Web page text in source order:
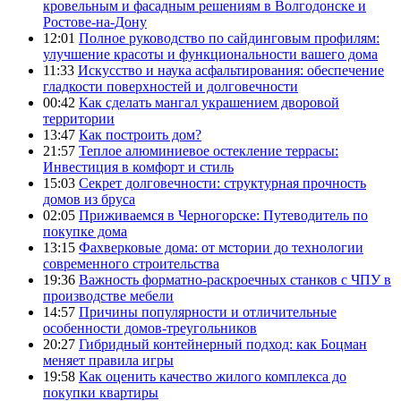
кровельным и фасадным решениям в Волгодонске и
Ростове-на-Дону
12:01 Полное руководство по сайдинговым профилям:
улучшение красоты и функциональности вашего дома
11:33 Искусство и наука асфальтирования: обеспечение
гладкости поверхностей и долговечности
00:42 Как сделать мангал украшением дворовой
территории
13:47 Как построить дом?
21:57 Теплое алюминиевое остекление террасы:
Инвестиция в комфорт и стиль
15:03 Секрет долговечности: структурная прочность
домов из бруса
02:05 Приживаемся в Черногорске: Путеводитель по
покупке дома
13:15 Фахверковые дома: от мстории до технологии
современного строительства
19:36 Важность форматно-раскроечных станков с ЧПУ в
производстве мебели
14:57 Причины популярности и отличительные
особенности домов-треугольников
20:27 Гибридный контейнерный подход: как Боцман
меняет правила игры
19:58 Как оценить качество жилого комплекса до
покупки квартиры